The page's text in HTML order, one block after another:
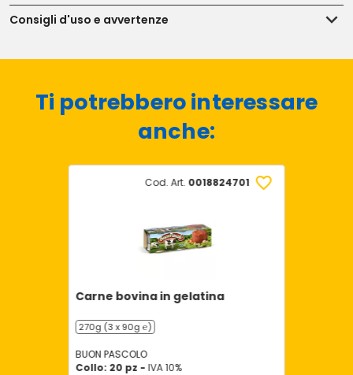
Consigli d'uso e avvertenze
Ti potrebbero interessare
anche:
Cod. Art. 0018824701
Carne bovina in gelatina
270g (3 x 90g ℮)
BUON PASCOLO
Collo: 20 pz - IVA 10%